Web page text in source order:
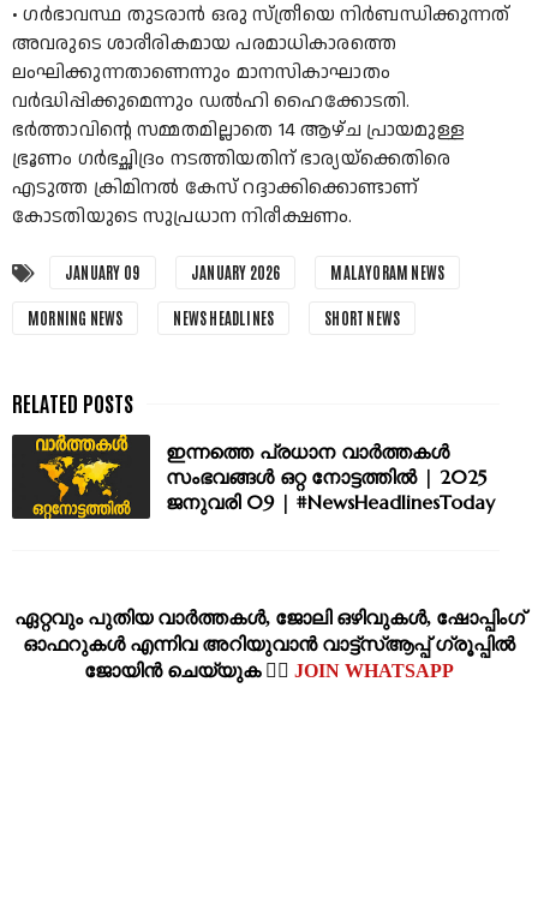
•ഗർഭാവസ്ഥ തുടരാൻ ഒരു സ്ത്രീയെ നിർബന്ധിക്കുന്നത്
അവരുടെ ശാരീരികമായ പരമാധികാരത്തെ
ലംഘിക്കുന്നതാണെന്നും മാനസികാഘാതം
വർദ്ധിപ്പിക്കുമെന്നും ഡൽഹി ഹൈക്കോടതി.
ഭർത്താവിന്റെ സമ്മതമില്ലാതെ 14 ആഴ്ച പ്രായമുള്ള
ഭ്രൂണം ഗർഭച്ഛിദ്രം നടത്തിയതിന് ഭാര്യയ്‌ക്കെതിരെ
എടുത്ത ക്രിമിനൽ കേസ് റദ്ദാക്കിക്കൊണ്ടാണ്
കോടതിയുടെ സുപ്രധാന നിരീക്ഷണം.
JANUARY 09 JANUARY 2026 MALAYORAM NEWS
MORNING NEWS NEWS HEADLINES SHORT NEWS
ഇന്നത്തെ പ്രധാന വാർത്തകൾ
സംഭവങ്ങൾ ഒറ്റ നോട്ടത്തിൽ | 2025
ജനുവരി 09 | #NewsHeadlinesToday
ഏറ്റവും പുതിയ വാര്‍ത്തകള്‍, ജോലി ഒഴിവുകള്‍, ഷോപ്പിംഗ്‌
ഓഫറുകള്‍ എന്നിവ അറിയുവാന്‍ വാട്ട്സ്ആപ്പ് ഗ്രൂപ്പില്‍
ജോയിന്‍ ചെയ്യുക 👉🏽 JOIN WHATSAPP